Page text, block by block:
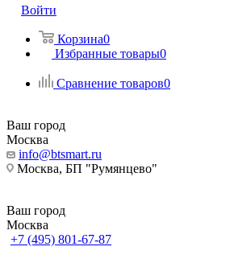
Войти
Корзина0
Избранные товары0
Сравнение товаров0
Ваш город
Москва
info@btsmart.ru
Москва, БП "Румянцево"
Ваш город
Москва
+7 (495) 801-67-87